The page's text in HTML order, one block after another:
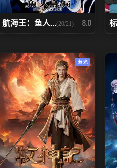
航海王：鱼人...(20/21) 8.0
蓝光